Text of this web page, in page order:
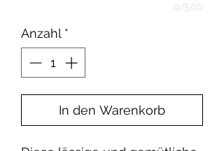
0/500
Anzahl *
In den Warenkorb